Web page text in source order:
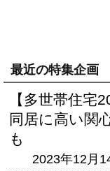
最近の特集企画
【多世帯住宅
同居に高い関
も
2023年12月